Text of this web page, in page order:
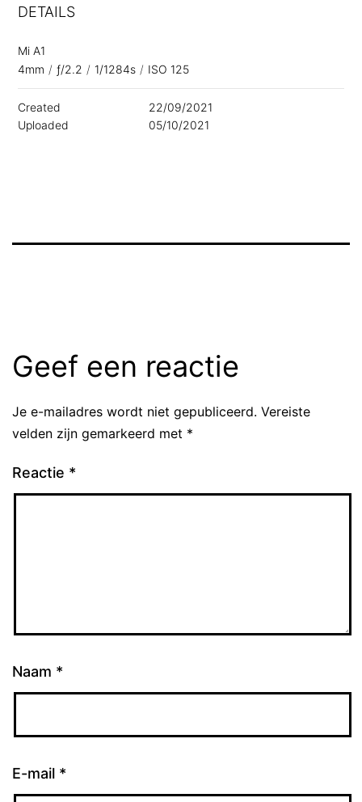
DETAILS
Mi A1
4mm / ƒ/2.2 / 1/1284s / ISO 125
Created
22/09/2021
Uploaded
05/10/2021
Geef een reactie
Je e-mailadres wordt niet gepubliceerd. Vereiste
velden zijn gemarkeerd met *
Reactie *
Naam *
E-mail *